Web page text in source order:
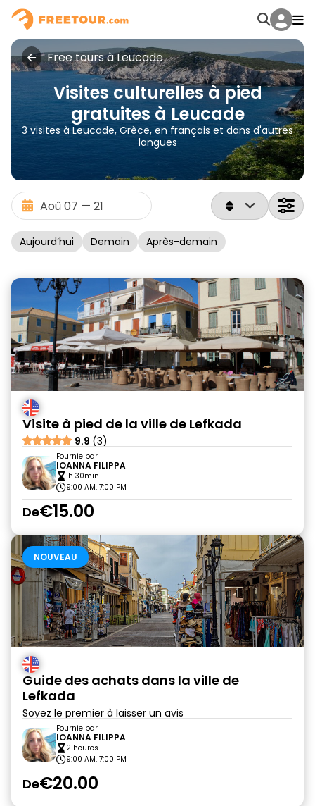
Free tours à Leucade
Visites culturelles à pied
gratuites à Leucade
3 visites à Leucade, Grèce, en français et dans d'autres
langues
Aujourd’hui Demain Après-demain
Visite à pied de la ville de Lefkada
9.9 (3)
Fournie par
IOANNA FILIPPA
1h 30min
9:00 AM, 7:00 PM
De€15.00
NOUVEAU
Guide des achats dans la ville de
Lefkada
Soyez le premier à laisser un avis
Fournie par
IOANNA FILIPPA
2 heures
9:00 AM, 7:00 PM
De€20.00